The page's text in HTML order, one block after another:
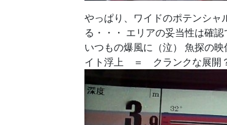
やっぱり、ワイドのポテンシャ
る・・・ エリアの妥当性は確
いつもの爆風に（泣） 魚探の
イト浮上 ＝ クランクな展開